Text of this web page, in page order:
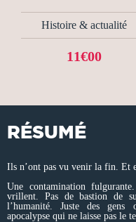
Histoire & actualité
11€00
RÉSUMÉ
Ils n’ont pas vu venir la fin. Et
Une contamination
vrillent. Pas de bastion de
l’humanité. Juste des gens
apocalypse qui ne laisse pas le